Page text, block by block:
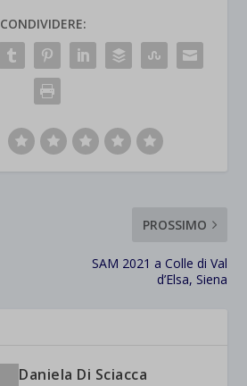
CONDIVIDERE:
PROSSIMO
SAM 2021 a Colle di Val
d’Elsa, Siena
Daniela Di Sciacca